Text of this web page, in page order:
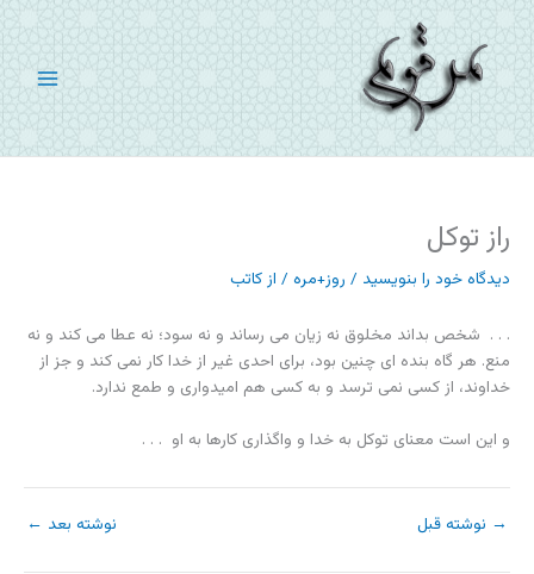
پرش
به
محتوا
راز توکل
دیدگاه‌ خود را بنویسید / روز+مره / از کاتب
. . . شخص بداند مخلوق نه زیان می رساند و نه سود؛ نه عطا می کند و نه
منع. هر گاه بنده ای چنین بود، برای احدی غیر از خدا کار نمی کند و جز از
خداوند، از کسی نمی ترسد و به کسی هم امیدواری و طمع ندارد.
و این است معنای توکل به خدا و واگذاری کارها به او . . .
→ نوشته قبل نوشته بعد ←